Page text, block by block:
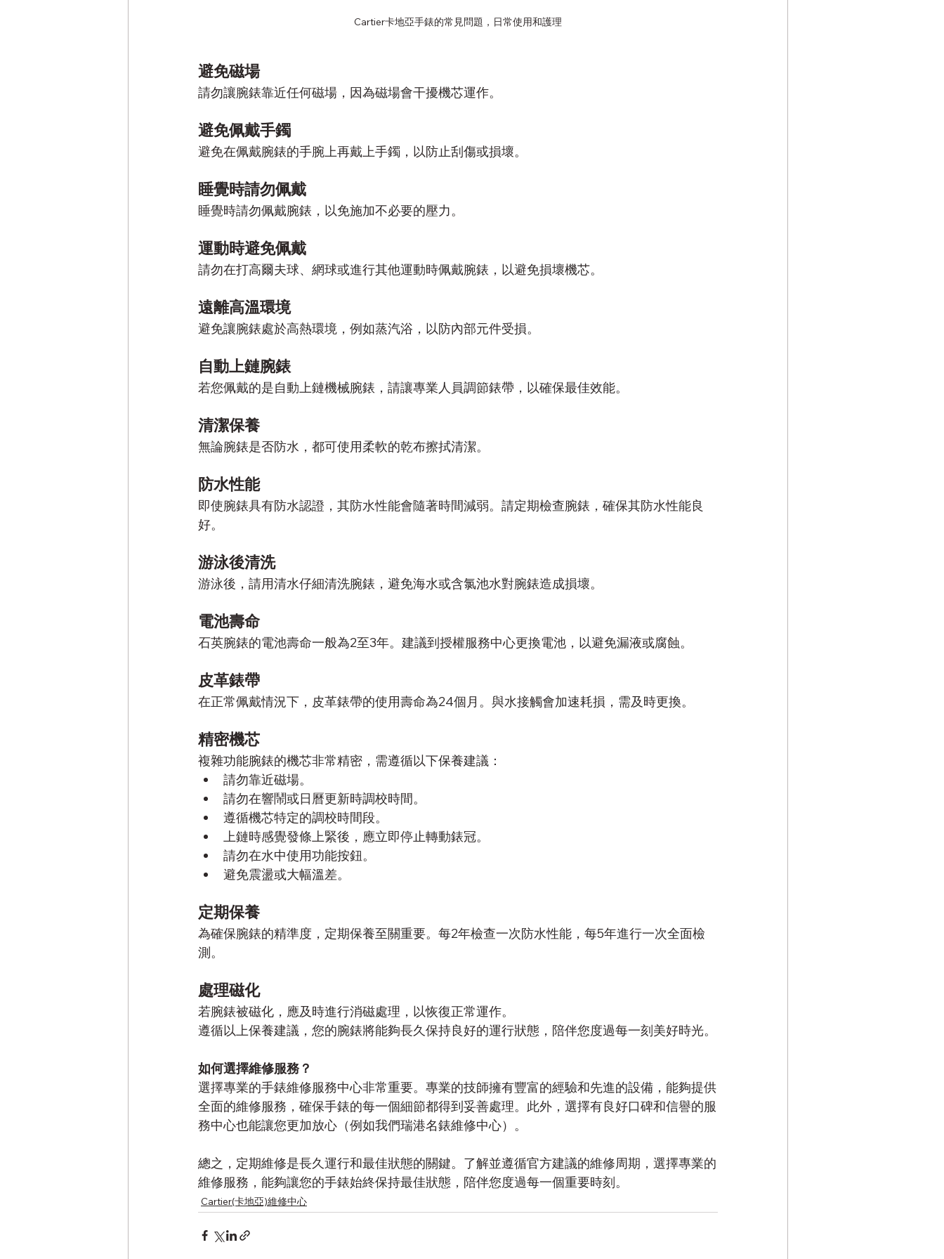
Cartier卡地亞手錶的常見問題，日常使用和護理
避免磁場
請勿讓腕錶靠近任何磁場，因為磁場會干擾機芯運作。
避免佩戴手鐲
避免在佩戴腕錶的手腕上再戴上手鐲，以防止刮傷或損壞。
睡覺時請勿佩戴
睡覺時請勿佩戴腕錶，以免施加不必要的壓力。
運動時避免佩戴
請勿在打高爾夫球、網球或進行其他運動時佩戴腕錶，以避免損壞機芯。
遠離高溫環境
避免讓腕錶處於高熱環境，例如蒸汽浴，以防內部元件受損。
自動上鏈腕錶
若您佩戴的是自動上鏈機械腕錶，請讓專業人員調節錶帶，以確保最佳效能。
清潔保養
無論腕錶是否防水，都可使用柔軟的乾布擦拭清潔。
防水性能
即使腕錶具有防水認證，其防水性能會隨著時間減弱。請定期檢查腕錶，確保其防水性能良
好。
游泳後清洗
游泳後，請用清水仔細清洗腕錶，避免海水或含氯池水對腕錶造成損壞。
電池壽命
石英腕錶的電池壽命一般為2至3年。建議到授權服務中心更換電池，以避免漏液或腐蝕。
皮革錶帶
在正常佩戴情況下，皮革錶帶的使用壽命為24個月。與水接觸會加速耗損，需及時更換。
精密機芯
複雜功能腕錶的機芯非常精密，需遵循以下保養建議：
請勿靠近磁場。
請勿在響鬧或日曆更新時調校時間。
遵循機芯特定的調校時間段。
上鏈時感覺發條上緊後，應立即停止轉動錶冠。
請勿在水中使用功能按鈕。
避免震盪或大幅溫差。
定期保養
為確保腕錶的精準度，定期保養至關重要。每2年檢查一次防水性能，每5年進行一次全面檢
測。
處理磁化
若腕錶被磁化，應及時進行消磁處理，以恢復正常運作。
遵循以上保養建議，您的腕錶將能夠長久保持良好的運行狀態，陪伴您度過每一刻美好時光。
如何選擇維修服務？
選擇專業的手錶維修服務中心非常重要。專業的技師擁有豐富的經驗和先進的設備，能夠提供
全面的維修服務，確保手錶的每一個細節都得到妥善處理。此外，選擇有良好口碑和信譽的服
務中心也能讓您更加放心（例如我們瑞港名錶維修中心）。
總之，定期維修是長久運行和最佳狀態的關鍵。了解並遵循官方建議的維修周期，選擇專業的
維修服務，能夠讓您的手錶始終保持最佳狀態，陪伴您度過每一個重要時刻。
Cartier(卡地亞)維修中心